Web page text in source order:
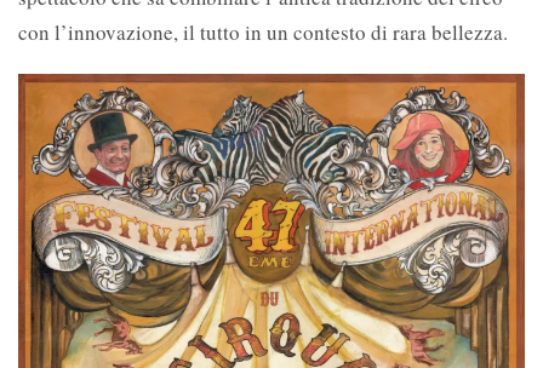
con l’innovazione, il tutto in un contesto di rara bellezza.